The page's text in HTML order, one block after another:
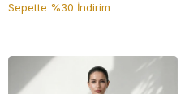
Sepette %30 İndirim